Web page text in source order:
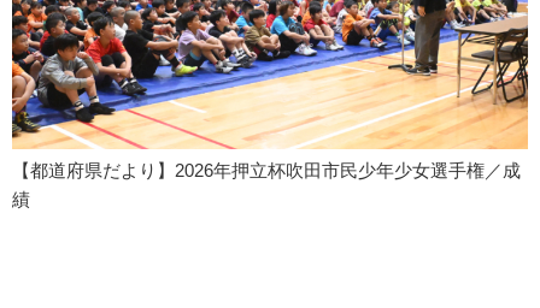
【都道府県だより】2026年押立杯吹田市民少年少女選手権／成
績